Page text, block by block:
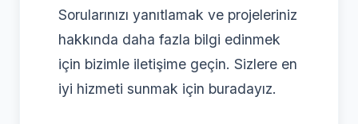
Sorularınızı yanıtlamak ve projeleriniz
hakkında daha fazla bilgi edinmek
için bizimle iletişime geçin. Sizlere en
iyi hizmeti sunmak için buradayız.